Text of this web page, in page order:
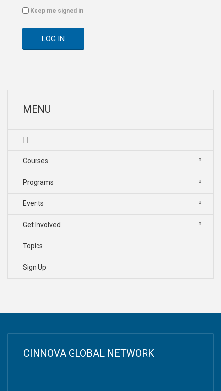
Keep me signed in
LOG IN
MENU
Courses
Programs
Events
Get Involved
Topics
Sign Up
CINNOVA GLOBAL NETWORK